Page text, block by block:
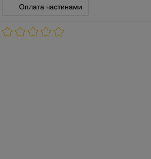
Оплата частинами